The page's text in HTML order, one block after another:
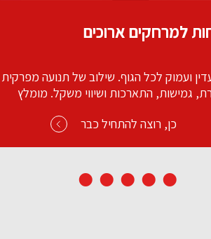
השיעור שמכין אתכם לביקיני. אתגר ה- הבטן 360 שיעור
כולו להצרת היקפים ובטן חזקה ושטוחה.
כן, רוצה להתחיל כבר